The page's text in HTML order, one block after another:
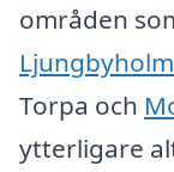
områden
Ljungbyholm
Torpa och
ytterligare